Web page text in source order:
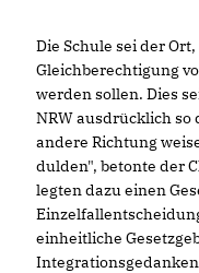
Die Schule sei der
Gleichberechtigung
werden sollen. Dies
NRW ausdrücklich
andere Richtung
dulden", betonte der
legten dazu einen
einheitliche